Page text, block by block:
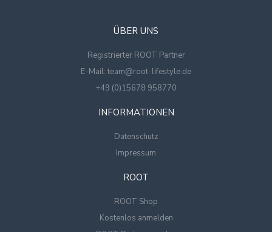
ÜBER UNS
Registrierter ROOT Partner
E-Mail: team@root-lifestyle.de
+49 (0)15678 958770
INFORMATIONEN
Datenschutz
Impressum
ROOT
ROOT Shop
Kostenlos anmelden